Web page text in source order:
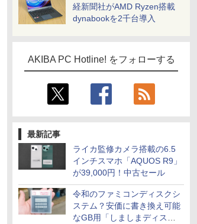
経新聞社がAMD Ryzen搭載
dynabookを2千台導入
AKIBA PC Hotline! をフォローする
最新記事
ライカ監修カメラ搭載の6.5
インチスマホ「AQUOS R9」
が39,000円！中古セール
令和のファミコンディスクシ
ステム？安価に書き換え可能
なGB用「しましまディスク